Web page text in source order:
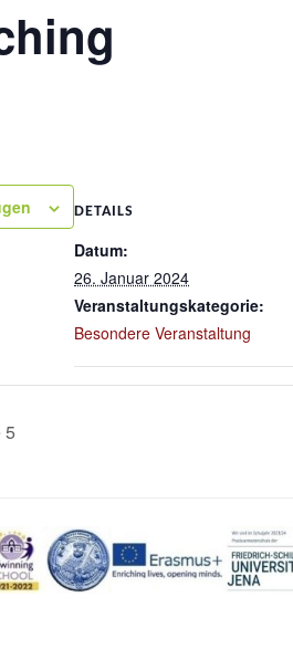
DETAILS
Datum:
26. Januar 2024
Veranstaltungskategorie:
Besondere Veranstaltung
5